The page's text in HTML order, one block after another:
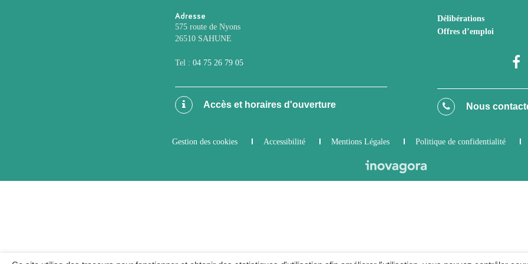
Adresse
575 route de Nyons
26510 SAHUNE
Tel : 04 75 26 79 05
Accès et horaires d'ouverture
Délibérations
Offres d’emploi
Nous
Gestion des cookies Accessibilité Mentions Légales Politique de confidentialité